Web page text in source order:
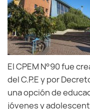
El CPEM N°90 fue
del C.P.E y por
una opción de
jóvenes y